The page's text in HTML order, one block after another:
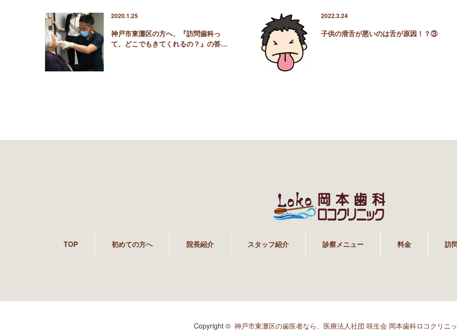
2020.1.25
神戸市東灘区の方へ、『訪問歯科っ
て、どこでもきてくれるの？』の答…
2022.3.24
子供の滑舌が悪いのは舌が原因！？③
TOP 初めての方へ 院長紹介 スタッフ紹介 診察メニュー 料金 訪
Copyright © 神戸市東灘区の歯医者なら、医療法人社団 咲生会 岡本歯科ロコクリニ